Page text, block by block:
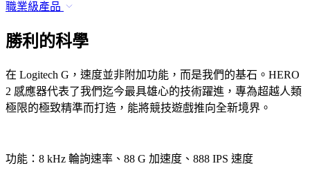
職業級產品
勝利的科學
在 Logitech G，速度並非附加功能，而是我們的基石。HERO
2 感應器代表了我們迄今最具雄心的技術躍進，專為超越人類
極限的極致精準而打造，能將競技遊戲推向全新境界。
功能：8 kHz 輪詢速率、88 G 加速度、888 IPS 速度